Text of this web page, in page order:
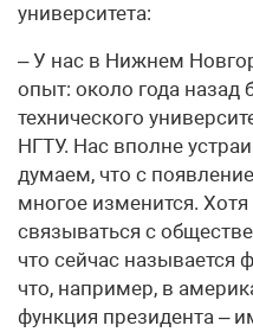
университета:
– У нас в Нижнем
опыт: около года назад
технического
НГТУ. Нас вполне
думаем, что с
многое изменится.
связываться с
что сейчас называется
что, например, в
функция президента –